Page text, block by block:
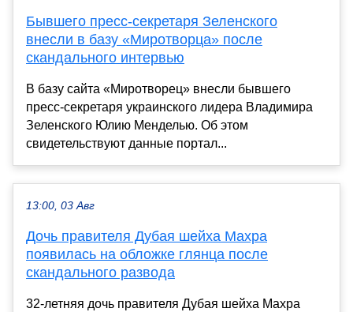
Бывшего пресс-секретаря Зеленского
внесли в базу «Миротворца» после
скандального интервью
В базу сайта «Миротворец» внесли бывшего
пресс-секретаря украинского лидера Владимира
Зеленского Юлию Менделью. Об этом
свидетельствуют данные портал...
13:00, 03 Авг
Дочь правителя Дубая шейха Махра
появилась на обложке глянца после
скандального развода
32-летняя дочь правителя Дубая шейха Махра